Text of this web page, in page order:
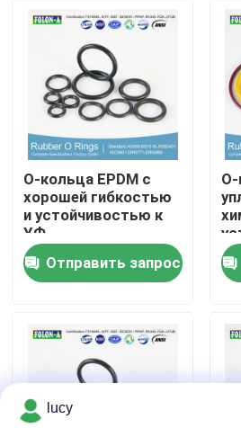
Ролики
О Компании
Наша фабрика
контроль качества
контактные данные
Все случаи
резиновые колцеобразные
О-кольца EPDM с
хорошей гибкостью
и устойчивостью к
УФ
Отправить запрос
О-
lucy